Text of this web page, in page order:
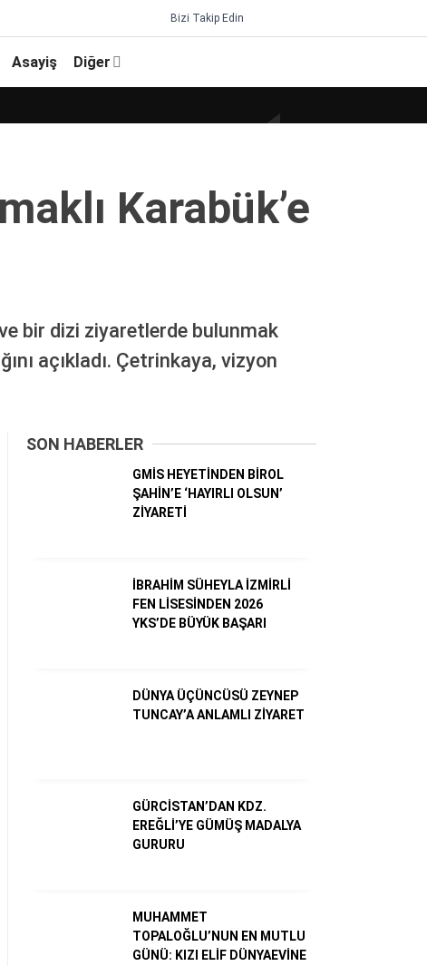
Ekonomi
Magazin
Sağlık
Asayiş
Bizi Takip Edin
Asayiş Diğer
Karabük’e
bir dizi ziyaretlerde bulunmak
açıkladı. Çetrinkaya, vizyon
SON HABERLER
GMİS HEYETİNDEN BİROL
ŞAHİN’E ‘HAYIRLI OLSUN’
ZİYARETİ
İBRAHİM SÜHEYLA İZMİRLİ
FEN LİSESİNDEN 2026
YKS’DE BÜYÜK BAŞARI
DÜNYA ÜÇÜNCÜSÜ ZEYNEP
TUNCAY’A ANLAMLI ZİYARET
GÜRCİSTAN’DAN KDZ.
EREĞLİ’YE GÜMÜŞ MADALYA
GURURU
MUHAMMET
TOPALOĞLU’NUN EN MUTLU
GÜNÜ: KIZI ELİF DÜNYAEVİNE